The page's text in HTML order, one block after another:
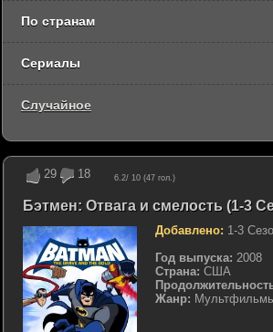
29 18 6.2/ 10 (47 гол.)
Бэтмен: Отвага и смелость (1-3
Добавлено: 1-3
Год выпуска: 2008
Страна: США
Жанр:
По странам
Сериалы
Случайное